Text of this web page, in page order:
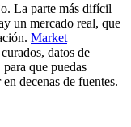
La parte más difícil
un mercado real, que
Market
datos de
que puedas
decenas de fuentes.